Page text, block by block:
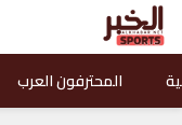
المحترفون العرب